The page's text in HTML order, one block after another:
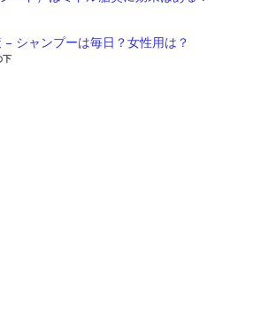
シャンプーは毎日？女性用は？
下